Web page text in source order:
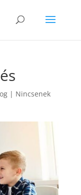
| Nincsenek